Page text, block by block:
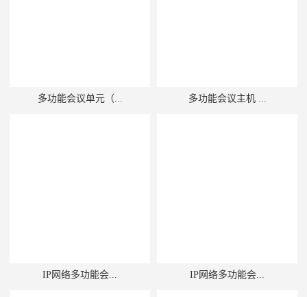
多功能会议单元（... 多功能会议主机 ...
IP网络多功能会... IP网络多功能会...